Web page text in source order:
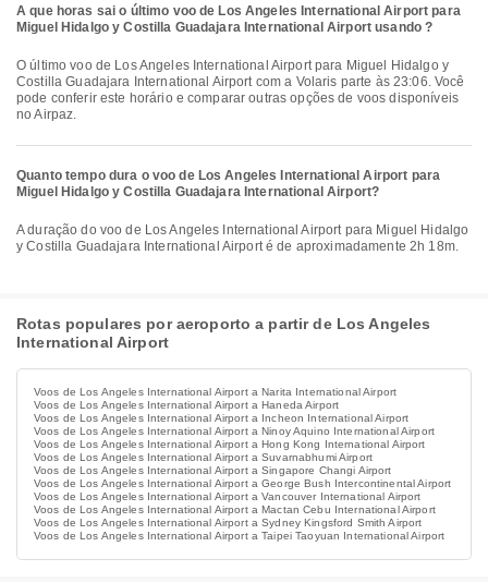
A que horas sai o último voo de Los Angeles International Airport para
Miguel Hidalgo y Costilla Guadajara International Airport usando ?
O último voo de Los Angeles International Airport para Miguel Hidalgo y
Costilla Guadajara International Airport com a Volaris parte às 23:06. Você
pode conferir este horário e comparar outras opções de voos disponíveis
no Airpaz.
Quanto tempo dura o voo de Los Angeles International Airport para
Miguel Hidalgo y Costilla Guadajara International Airport?
A duração do voo de Los Angeles International Airport para Miguel Hidalgo
y Costilla Guadajara International Airport é de aproximadamente 2h 18m.
Rotas populares por aeroporto a partir de Los Angeles
International Airport
Voos de Los Angeles International Airport a Narita International Airport
Voos de Los Angeles International Airport a Haneda Airport
Voos de Los Angeles International Airport a Incheon International Airport
Voos de Los Angeles International Airport a Ninoy Aquino International Airport
Voos de Los Angeles International Airport a Hong Kong International Airport
Voos de Los Angeles International Airport a Suvarnabhumi Airport
Voos de Los Angeles International Airport a Singapore Changi Airport
Voos de Los Angeles International Airport a George Bush Intercontinental Airport
Voos de Los Angeles International Airport a Vancouver International Airport
Voos de Los Angeles International Airport a Mactan Cebu International Airport
Voos de Los Angeles International Airport a Sydney Kingsford Smith Airport
Voos de Los Angeles International Airport a Taipei Taoyuan International Airport